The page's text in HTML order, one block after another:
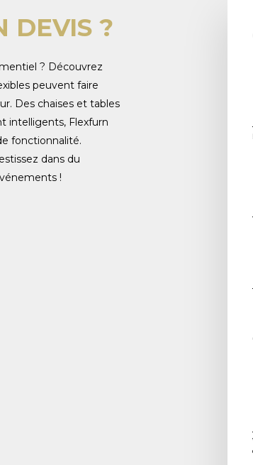
DEVIS ?
? Découvrez
peuvent faire
Des chaises et tables
intelligents, Flexfurn
fonctionnalité.
dans du
!